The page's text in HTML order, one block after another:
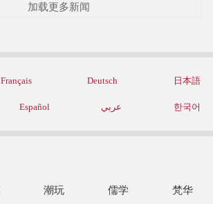
加载更多新闻
Français Deutsch 日本語
Español عربي 한국어
潮玩 儒学 梵华